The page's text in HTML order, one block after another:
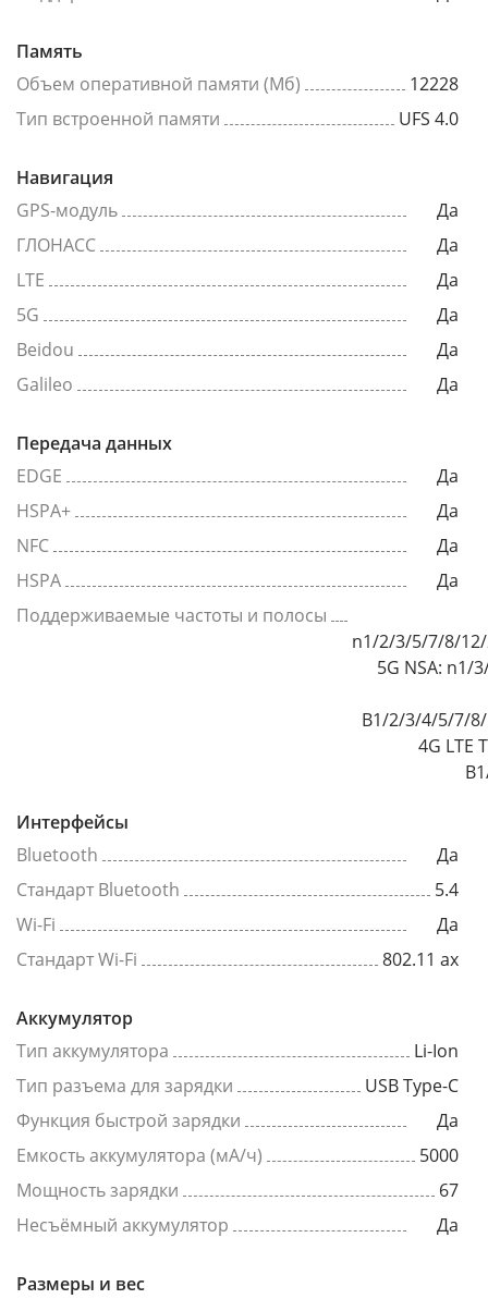
Память
Объем оперативной памяти (Мб)
12228
Тип встроенной памяти
UFS 4.0
Навигация
GPS-модуль
Да
ГЛОНАСС
Да
LTE
Да
5G
Да
Beidou
Да
Galileo
Да
Передача данных
EDGE
Да
HSPA+
Да
NFC
Да
HSPA
Да
Поддерживаемые частоты и полосы
n1/2/3/5/7/8/
5G NSA: n1/
B1/2/3/4/5/7/
4G LTE
Интерфейсы
Bluetooth
Да
Стандарт Bluetooth
5.4
Wi-Fi
Да
Стандарт Wi-Fi
802.11 ax
Аккумулятор
Тип аккумулятора
Li-Ion
Тип разъема для зарядки
USB Type-C
Функция быстрой зарядки
Да
Емкость аккумулятора (мА/ч)
5000
Мощность зарядки
67
Несъёмный аккумулятор
Да
Размеры и вес